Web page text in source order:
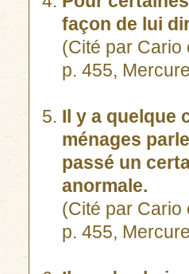
façon de lui
(Cité par
p. 455,
Il y a quelque
ménages
passé un
anormale.
(Cité par
p. 455,